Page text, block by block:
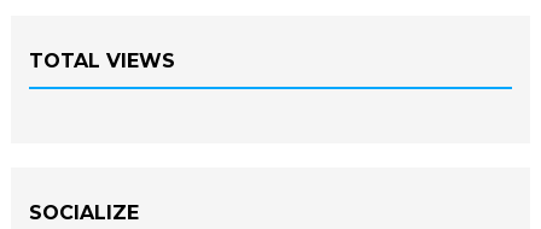
TOTAL VIEWS
SOCIALIZE